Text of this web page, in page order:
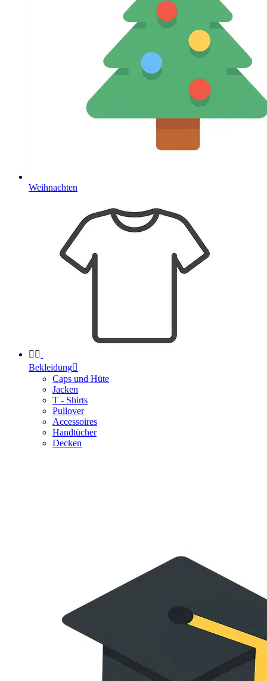
Weihnachten
 
Bekleidung
Caps und Hüte
Jacken
T - Shirts
Pullover
Accessoires
Handtücher
Decken